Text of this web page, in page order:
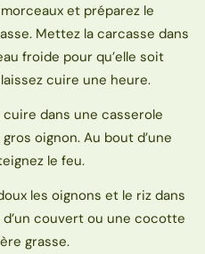
et préparez le
Mettez la carcasse dans
froide pour qu’elle soit
cuire une heure.
dans une casserole
oignon. Au bout d’une
le feu.
les oignons et le riz dans
couvert ou une cocotte
grasse.